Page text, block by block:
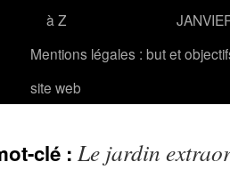
à Z
Mentions légales : but et
site web
clé : Le jardin